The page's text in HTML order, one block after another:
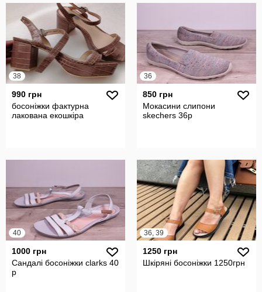
38
990 грн
босоніжки фактурна
лакована екошкіра
36
850 грн
Мокасини слипони
skechers 36р
40
1000 грн
Сандалі босоніжки clarks 40
р
36, 39
1250 грн
Шкіряні босоніжки 1250грн